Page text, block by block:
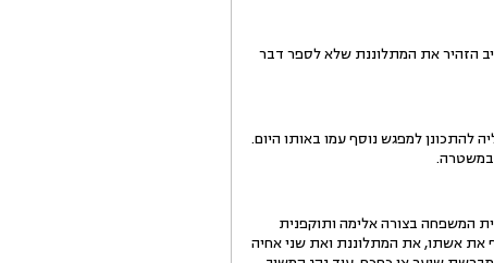
המשיב הזהיר את המתלוננת שלא לספר דבר
להתכונן למפגש נוסף עמו באותו היום.
במשטרה.
המשפחה בצורה אלימה ותוקפנית
את אשתו, את המתלוננת ואת שני אחיה